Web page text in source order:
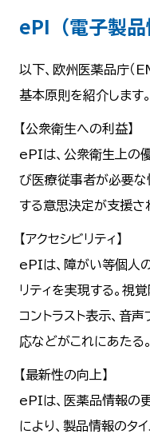
ePI（電子製
以下、欧州医薬品庁
基本原則を紹介します。
【公衆衛生への利益】
ePIは、公衆衛生上の
び医療従事者が必要な
する意思決定が支援さ
【アクセシビリティ】
ePIは、障がい等個人
リティを実現する。視
コントラスト表示、音声
応などがこれにあたる。
【最新性の向上】
ePIは、医薬品情報の
により、製品情報のタ